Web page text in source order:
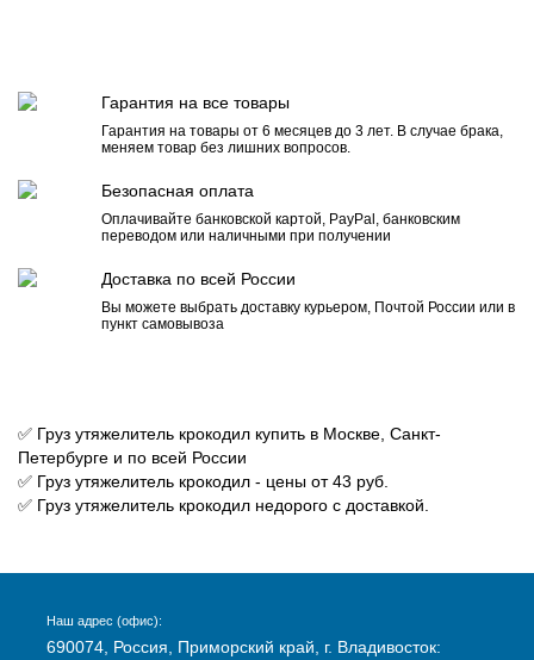
Гарантия на все товары
Гарантия на товары от 6 месяцев до 3 лет. В случае брака,
меняем товар без лишних вопросов.
Безопасная оплата
Оплачивайте банковской картой, PayPal, банковским
переводом или наличными при получении
Доставка по всей России
Вы можете выбрать доставку курьером, Почтой России или в
пункт самовывоза
✅ Груз утяжелитель крокодил купить в Москве, Санкт-
Петербурге и по всей России
✅ Груз утяжелитель крокодил - цены от 43 руб.
✅ Груз утяжелитель крокодил недорого с доставкой.
Наш адрес (офис):
690074, Россия, Приморский край, г. Владивосток: